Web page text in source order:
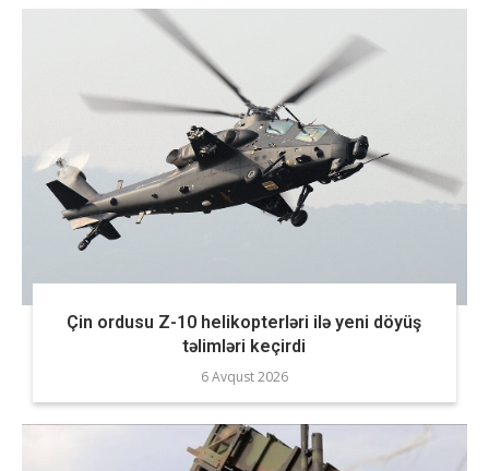
Çin ordusu Z-10 helikopterləri ilə yeni döyüş
təlimləri keçirdi
6 Avqust 2026